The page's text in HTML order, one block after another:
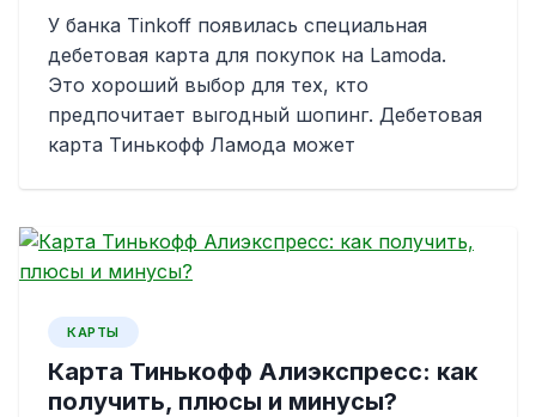
У банка Tinkoff появилась специальная
дебетовая карта для покупок на Lamoda.
Это хороший выбор для тех, кто
предпочитает выгодный шопинг. Дебетовая
карта Тинькофф Ламода может
КАРТЫ
Карта Тинькофф Алиэкспресс: как
получить, плюсы и минусы?